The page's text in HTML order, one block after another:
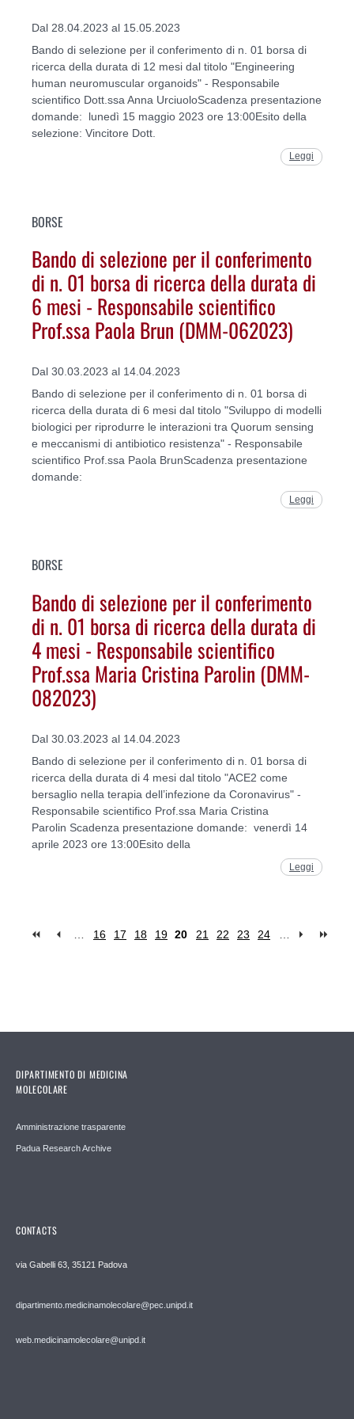
Dal 28.04.2023 al 15.05.2023
Bando di selezione per il conferimento di n. 01 borsa di
ricerca della durata di 12 mesi dal titolo "Engineering
human neuromuscular organoids" - Responsabile
scientifico Dott.ssa Anna UrciuoloScadenza presentazione
domande: lunedì 15 maggio 2023 ore 13:00Esito della
selezione: Vincitore Dott.
Leggi
BORSE
Bando di selezione per il conferimento
di n. 01 borsa di ricerca della durata di
6 mesi - Responsabile scientifico
Prof.ssa Paola Brun (DMM-062023)
Dal 30.03.2023 al 14.04.2023
Bando di selezione per il conferimento di n. 01 borsa di
ricerca della durata di 6 mesi dal titolo "Sviluppo di modelli
biologici per riprodurre le interazioni tra Quorum sensing
e meccanismi di antibiotico resistenza" - Responsabile
scientifico Prof.ssa Paola BrunScadenza presentazione
domande:
Leggi
BORSE
Bando di selezione per il conferimento
di n. 01 borsa di ricerca della durata di
4 mesi - Responsabile scientifico
Prof.ssa Maria Cristina Parolin (DMM-
082023)
Dal 30.03.2023 al 14.04.2023
Bando di selezione per il conferimento di n. 01 borsa di
ricerca della durata di 4 mesi dal titolo "ACE2 come
bersaglio nella terapia dell’infezione da Coronavirus" -
Responsabile scientifico Prof.ssa Maria Cristina
Parolin Scadenza presentazione domande: venerdì 14
aprile 2023 ore 13:00Esito della
Leggi
16 17 18 19 20 21 22 23 24
DIPARTIMENTO DI MEDICINA
MOLECOLARE
Amministrazione trasparente
Padua Research Archive
CONTACTS
via Gabelli 63, 35121 Padova
dipartimento.medicinamolecolare@pec.unipd.it
web.medicinamolecolare@unipd.it